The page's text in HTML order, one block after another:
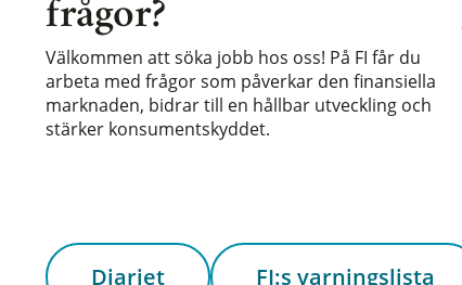
frågor?
Välkommen att söka jobb hos oss! På FI får du
arbeta med frågor som påverkar den finansiella
marknaden, bidrar till en hållbar utveckling och
stärker konsumentskyddet.
Diariet FI:s varningslista